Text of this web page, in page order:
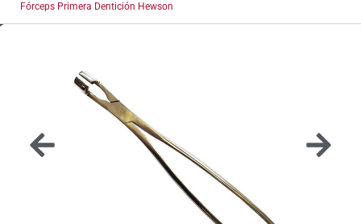
Fórceps Primera Dentición Hewson